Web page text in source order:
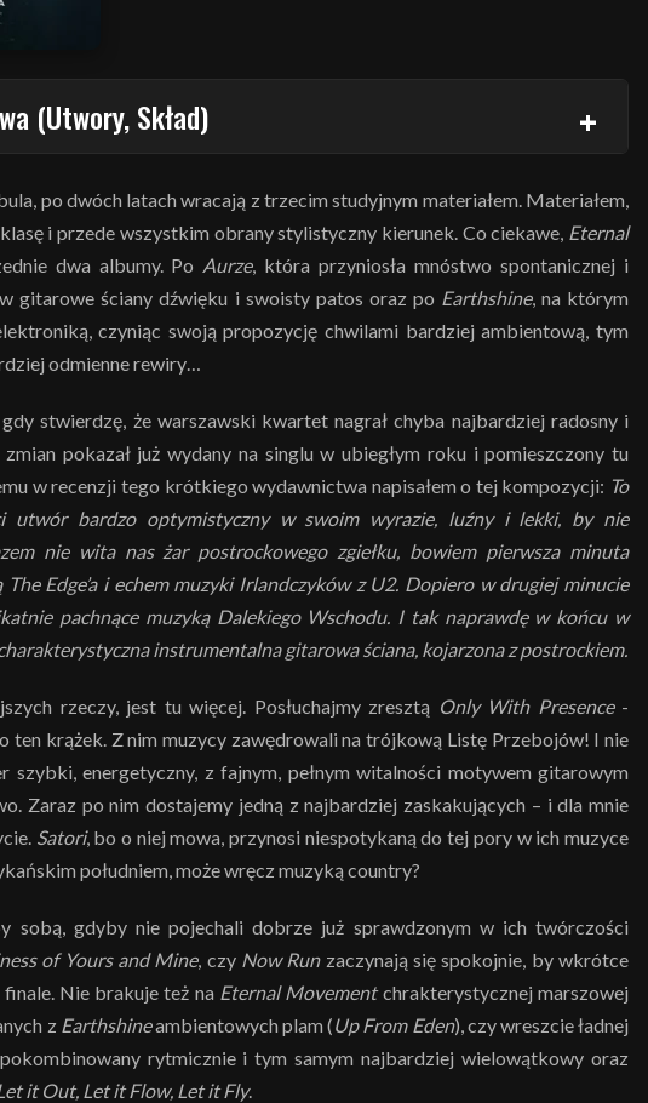
(Utwory, Skład)
po dwóch latach wracają z trzecim studyjnym materiałem. Materiałem,
i przede wszystkim obrany stylistyczny kierunek. Co ciekawe, Eternal
dwa albumy. Po Aurze, która przyniosła mnóstwo spontanicznej i
gitarowe ściany dźwięku i swoisty patos oraz po Earthshine, na którym
czyniąc swoją propozycję chwilami bardziej ambientową, tym
odmienne rewiry…
stwierdzę, że warszawski kwartet nagrał chyba najbardziej radosny i
pokazał już wydany na singlu w ubiegłym roku i pomieszczony tu
w recenzji tego krótkiego wydawnictwa napisałem o tej kompozycji: To
utwór bardzo optymistyczny w swoim wyrazie, luźny i lekki, by nie
nie wita nas żar postrockowego zgiełku, bowiem pierwsza minuta
Edge’a i echem muzyki Irlandczyków z U2. Dopiero w drugiej minucie
pachnące muzyką Dalekiego Wschodu. I tak naprawdę w końcu w
instrumentalna gitarowa ściana, kojarzona z postrockiem.
rzeczy, jest tu więcej. Posłuchajmy zresztą Only With Presence-
ten krążek. Z nim muzycy zawędrowali na trójkową Listę Przebojów! I nie
energetyczny, z fajnym, pełnym witalności motywem gitarowym
Zaraz po nim dostajemy jedną z najbardziej zaskakujących – i dla mnie
Satori, bo o niej mowa, przynosi niespotykaną do tej pory w ich muzyce
południem, może wręcz muzyką country?
sobą, gdyby nie pojechali dobrze już sprawdzonym w ich twórczości
of Yours and Mine, czy Now Runzaczynają się spokojnie, by wkrótce
Nie brakuje też na Eternal Movementchrakterystycznej marszowej
z Earthshineambientowych plam (Up From Eden), czy wreszcie ładnej
rytmicznie i tym samym najbardziej wielowątkowy oraz
it Out, Let it Flow, Let it Fly.